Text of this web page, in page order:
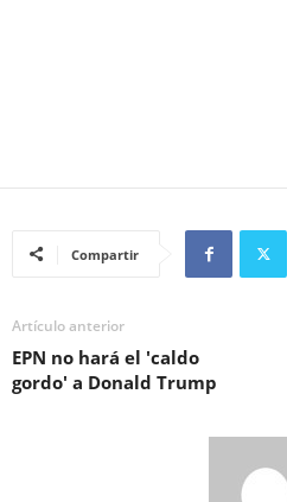
Compartir
Artículo anterior
EPN no hará el 'caldo
gordo' a Donald Trump